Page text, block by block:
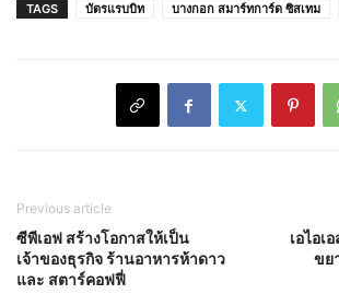
TAGS บัตรแรบบิท บางกอก สมาร์ทการ์ด ซิสเทม
Previous article
ซีพีเอฟ สร้างโอกาสให้เป็น
เจ้าของธุรกิจ ร้านอาหารห้าดาว
และ สตาร์คอฟฟี่
เอไอเ
ขย